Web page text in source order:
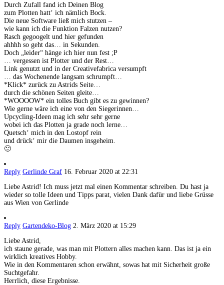
Durch Zufall fand ich Deinen Blog
zum Plotten hatt‘ ich nämlich Bock.
Die neue Software ließ mich stutzen –
wie kann ich die Funktion Falzen nutzen?
Rasch gegoogelt und hier gefunden
ahhhh so geht das… in Sekunden.
Doch „leider“ hänge ich hier nun fest ;P
… vergessen ist Plotter und der Rest…
Link genutzt und in der Creativefabrica versumpft
… das Wochenende langsam schrumpft…
*Klick* zurück zu Astrids Seite…
durch die schönen Seiten gleite…
*WOOOOW* ein tolles Buch gibt es zu gewinnen?
Wie gerne wäre ich eine von den Siegerinnen…
Upcycling-Ideen mag ich sehr sehr gerne
wobei ich das Plotten ja grade noch lerne…
Quetsch‘ mich in den Lostopf rein
und drück‘ mir die Daumen insgeheim.
🙂
Reply Gerlinde Graf 16. Februar 2020 at 22:31
Liebe Astrid! Ich muss jetzt mal einen Kommentar schreiben. Du hast ja
wieder so tolle Ideen und Tipps parat, vielen Dank dafür und liebe Grüsse
aus Wien von Gerlinde
Reply Gartendeko-Blog 2. März 2020 at 15:29
Liebe Astrid,
ich staune gerade, was man mit Plottern alles machen kann. Das ist ja ein
wirklich kreatives Hobby.
Wie in den Kommentaren schon erwähnt, sowas hat mit Sicherheit große
Suchtgefahr.
Herrlich, diese Ergebnisse.